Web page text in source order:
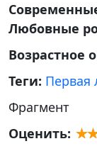
Любовные
Возрастное
Теги: Первая
Фрагмент
Оценить: